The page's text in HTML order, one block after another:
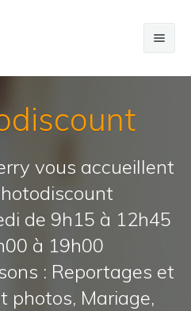
vous accueillent
de 9h15 à 12h45
à 19h00
: Reportages et
photos, Mariage,